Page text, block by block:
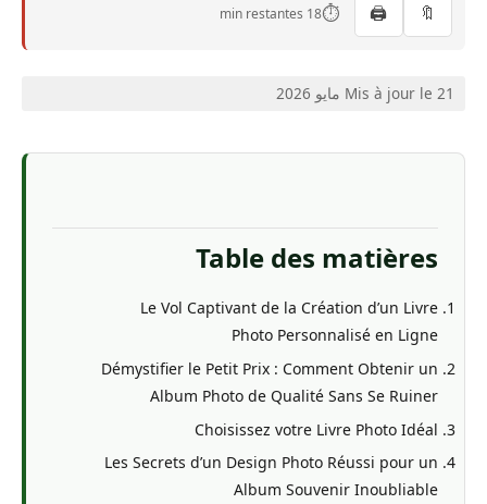
🔖
🖨️
⏱️
18 min restantes
Mis à jour le 21 مايو 2026
Table des matières
Le Vol Captivant de la Création d’un Livre
Photo Personnalisé en Ligne
Démystifier le Petit Prix : Comment Obtenir un
Album Photo de Qualité Sans Se Ruiner
Choisissez votre Livre Photo Idéal
Les Secrets d’un Design Photo Réussi pour un
Album Souvenir Inoubliable